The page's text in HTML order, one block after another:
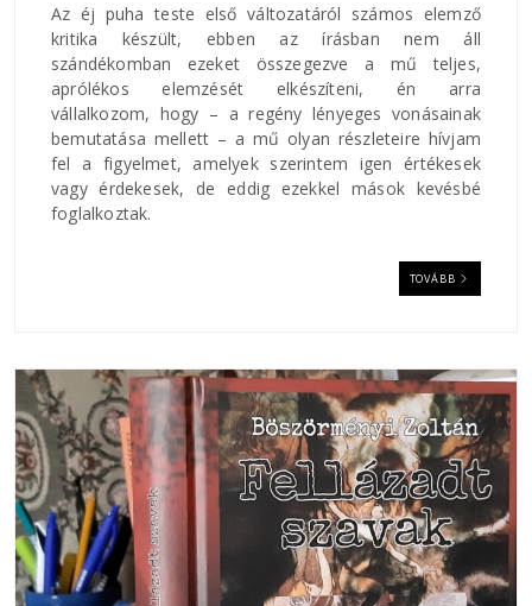
Az éj puha teste első változatáról számos elemző
kritika készült, ebben az írásban nem áll
szándékomban ezeket összegezve a mű teljes,
aprólékos elemzését elkészíteni, én arra
vállalkozom, hogy – a regény lényeges vonásainak
bemutatása mellett – a mű olyan részleteire hívjam
fel a figyelmet, amelyek szerintem igen értékesek
vagy érdekesek, de eddig ezekkel mások kevésbé
foglalkoztak.
TOVÁBB